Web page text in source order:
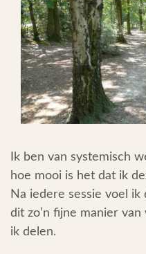
Blog
Inspiratie
Contact
Ik ben van systemisch
hoe mooi is het dat ik
Na iedere sessie voel
dit zo’n fijne manier
ik delen.